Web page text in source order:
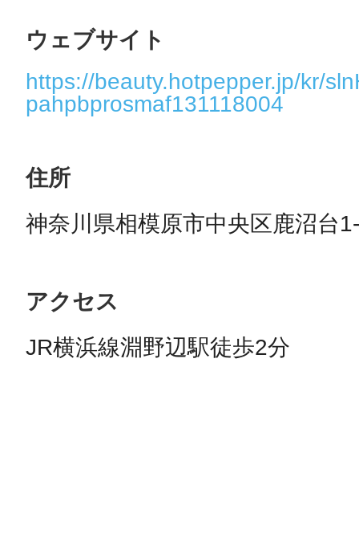
ウェブサイト
https://beauty.hotpepper.jp/kr/
pahpbprosmaf131118004
住所
神奈川県相模原市中央区鹿沼台
アクセス
JR横浜線淵野辺駅徒歩2分